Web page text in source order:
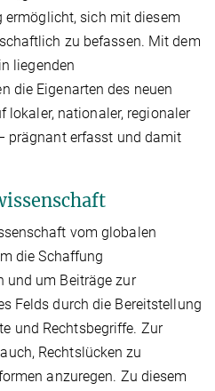
sich mit diesem
zu befassen. Mit dem
liegenden
die Eigenarten des neuen
lokaler, nationaler, regionaler
prägnant erfasst und damit
vom globalen
die Schaffung
und um Beiträge zur
Felds durch die Bereitstellung
und Rechtsbegriffe. Zur
Rechtslücken zu
anzuregen. Zu diesem